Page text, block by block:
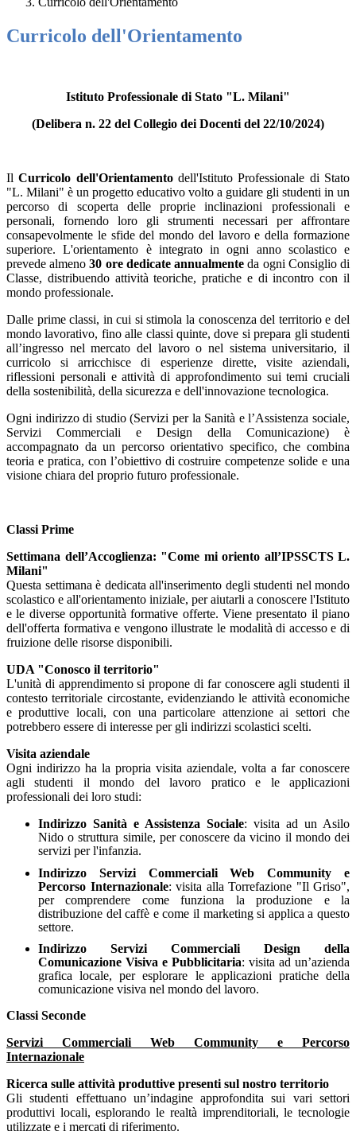
Curricolo dell'Orientamento
Istituto Professionale di Stato "L. Milani"
(Delibera n. 22 del Collegio dei Docenti del 22/10/2024)
IlCurricolo dell'Orientamentodell'Istituto Professionale di Stato
"L. Milani" è un progetto educativo volto a guidare gli studenti in un
percorso di scoperta delle proprie inclinazioni professionali e
personali, fornendo loro gli strumenti necessari per affrontare
consapevolmente le sfide del mondo del lavoro e della formazione
superiore. L'orientamento è integrato in ogni anno scolastico e
prevede almeno30 ore dedicate annualmente da ogni Consiglio di
Classe, distribuendo attività teoriche, pratiche e di incontro con il
mondo professionale.
Dalle prime classi, in cui si stimola la conoscenza del territorio e del
mondo lavorativo, fino alle classi quinte, dove si prepara gli studenti
all’ingresso nel mercato del lavoro o nel sistema universitario, il
curricolo si arricchisce di esperienze dirette, visite aziendali,
riflessioni personali e attività di approfondimento sui temi cruciali
della sostenibilità, della sicurezza e dell'innovazione tecnologica.
Ogni indirizzo di studio (Servizi per la Sanità e l’Assistenza sociale,
Servizi Commerciali e Design della Comunicazione) è
accompagnato da un percorso orientativo specifico, che combina
teoria e pratica, con l’obiettivo di costruire competenze solide e una
visione chiara del proprio futuro professionale.
Classi Prime
Settimana dell’Accoglienza: "Come mi oriento all’IPSSCTS L.
Milani"
Questa settimana è dedicata all'inserimento degli studenti nel mondo
scolastico e all'orientamento iniziale, per aiutarli a conoscere l'Istituto
e le diverse opportunità formative offerte. Viene presentato il piano
dell'offerta formativa e vengono illustrate le modalità di accesso e di
fruizione delle risorse disponibili.
UDA "Conosco il territorio"
L'unità di apprendimento si propone di far conoscere agli studenti il
contesto territoriale circostante, evidenziando le attività economiche
e produttive locali, con una particolare attenzione ai settori che
potrebbero essere di interesse per gli indirizzi scolastici scelti.
Visita aziendale
Ogni indirizzo ha la propria visita aziendale, volta a far conoscere
agli studenti il mondo del lavoro pratico e le applicazioni
professionali dei loro studi:
Indirizzo Sanità e Assistenza Sociale: visita ad un Asilo
Nido o struttura simile, per conoscere da vicino il mondo dei
servizi per l'infanzia.
Indirizzo Servizi Commerciali Web Community e
Percorso Internazionale: visita alla Torrefazione "Il Griso",
per comprendere come funziona la produzione e la
distribuzione del caffè e come il marketing si applica a questo
settore.
Indirizzo Servizi Commerciali Design della
Comunicazione Visiva e Pubblicitaria: visita ad un’azienda
grafica locale, per esplorare le applicazioni pratiche della
comunicazione visiva nel mondo del lavoro.
Classi Seconde
Servizi Commerciali Web Community e Percorso
Internazionale
Ricerca sulle attività produttive presenti sul nostro territorio
Gli studenti effettuano un’indagine approfondita sui vari settori
produttivi locali, esplorando le realtà imprenditoriali, le tecnologie
utilizzate e i mercati di riferimento.